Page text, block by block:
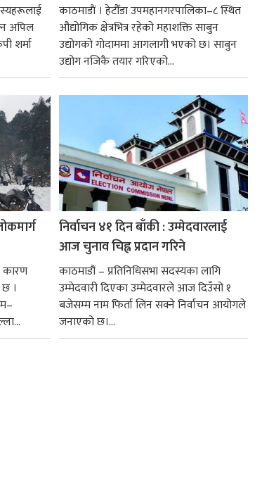
अपिल
शर्मा
काठमाडाैं । हेटौँडा उपमहानगरपालिका–८ स्थित
औद्योगिक क्षेत्रभित्र रहेको महाशक्ति साबुन
उद्योगको गोदाममा आगलागी भएको छ। साबुन
उद्योग नजिकै तयार गरिएको...
कारण
।
निर्वाचन ४१ दिन बाँकी : उम्मेदवारलाई
आज चुनाव चिह्न प्रदान गरिने
काठमाडौं – प्रतिनिधिसभा सदस्यका लागि
उम्मेदवारी दिएका उम्मेदवारले आज दिउँसो १
बजेसम्म नाम फिर्ता लिन सक्ने निर्वाचन आयोगले
जनाएको छ।...